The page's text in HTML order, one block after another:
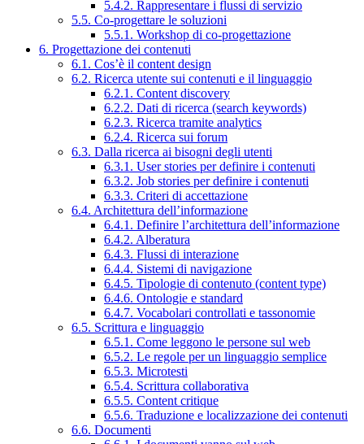
5.4.2. Rappresentare i flussi di servizio
5.5. Co-progettare le soluzioni
5.5.1. Workshop di co-progettazione
6. Progettazione dei contenuti
6.1. Cos’è il content design
6.2. Ricerca utente sui contenuti e il linguaggio
6.2.1. Content discovery
6.2.2. Dati di ricerca (search keywords)
6.2.3. Ricerca tramite analytics
6.2.4. Ricerca sui forum
6.3. Dalla ricerca ai bisogni degli utenti
6.3.1. User stories per definire i contenuti
6.3.2. Job stories per definire i contenuti
6.3.3. Criteri di accettazione
6.4. Architettura dell’informazione
6.4.1. Definire l’architettura dell’informazione
6.4.2. Alberatura
6.4.3. Flussi di interazione
6.4.4. Sistemi di navigazione
6.4.5. Tipologie di contenuto (content type)
6.4.6. Ontologie e standard
6.4.7. Vocabolari controllati e tassonomie
6.5. Scrittura e linguaggio
6.5.1. Come leggono le persone sul web
6.5.2. Le regole per un linguaggio semplice
6.5.3. Microtesti
6.5.4. Scrittura collaborativa
6.5.5. Content critique
6.5.6. Traduzione e localizzazione dei contenuti
6.6. Documenti